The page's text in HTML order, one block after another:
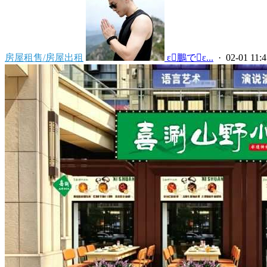
房屋租售/房屋出租  ε鵬でε... · 02-01